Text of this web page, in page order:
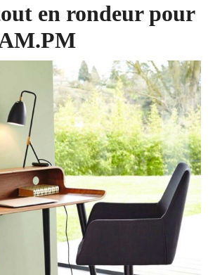
en rondeur pour